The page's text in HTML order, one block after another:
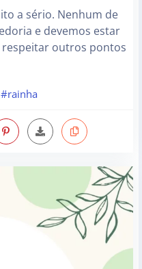
a sério. Nenhum de
e devemos estar
outros pontos
#rainha